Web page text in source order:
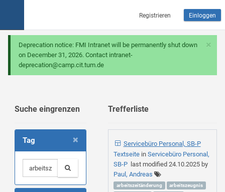
Registrieren Einloggen
×
Deprecation notice: FMI Intranet will be permanently shut down
on December 31, 2026. Contact intranet-
deprecation@camp.cit.tum.de
Suche eingrenzen
×
Tag
Trefferliste
Servicebüro Personal, SB-P
Textseite in Servicebüro Personal,
SB-Plast modified 24.10.2025by
Paul, Andreas
arbeitszeitänderung
arbeitszeugnis